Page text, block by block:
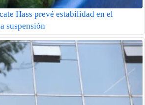
Hass prevé estabilidad en el
suspensión